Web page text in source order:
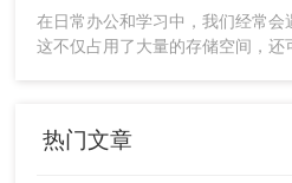
的某个具体数值（注意PPT
位，需要自行估算）。
文件等。
7、保存PPT文件，并检查其
率。那么怎样压缩ppt大小呢？本
方法，帮助你轻松解决这一问题。
在日常办公和学习中，我们经常会
这不仅占用了大量的存储空间，还
热门文章